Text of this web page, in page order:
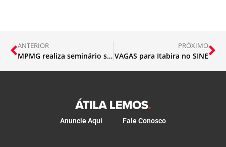
ANTERIOR
MPMG realiza seminário sobre fortalecimento da política de assistência social em MG
PRÓXIMO
VAGAS para Itabira no SINE
Anuncie Aqui Fale Conosco